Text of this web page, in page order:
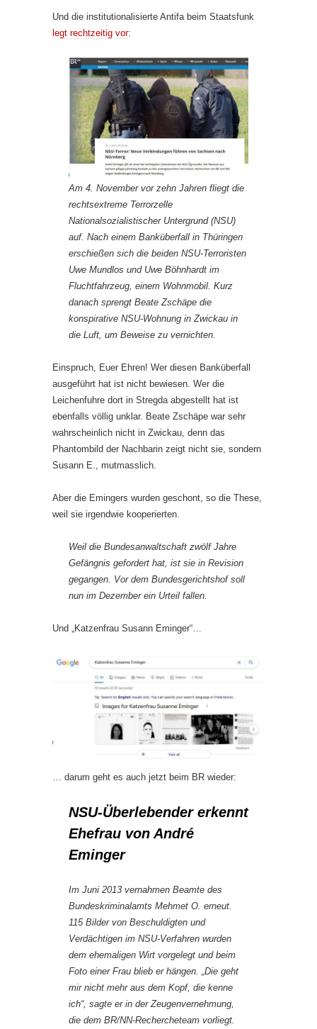
Und die institutionalisierte Antifa beim Staatsfunk
legt rechtzeitig vor:
Am 4. November vor zehn Jahren fliegt die
rechtsextreme Terrorzelle
Nationalsozialistischer Untergrund (NSU)
auf. Nach einem Banküberfall in Thüringen
erschießen sich die beiden NSU-Terroristen
Uwe Mundlos und Uwe Böhnhardt im
Fluchtfahrzeug, einem Wohnmobil. Kurz
danach sprengt Beate Zschäpe die
konspirative NSU-Wohnung in Zwickau in
die Luft, um Beweise zu vernichten.
Einspruch, Euer Ehren! Wer diesen Banküberfall
ausgeführt hat ist nicht bewiesen. Wer die
Leichenfuhre dort in Stregda abgestellt hat ist
ebenfalls völlig unklar. Beate Zschäpe war sehr
wahrscheinlich nicht in Zwickau, denn das
Phantombild der Nachbarin zeigt nicht sie, sondern
Susann E., mutmasslich.
Aber die Emingers wurden geschont, so die These,
weil sie irgendwie kooperierten.
Weil die Bundesanwaltschaft zwölf Jahre
Gefängnis gefordert hat, ist sie in Revision
gegangen. Vor dem Bundesgerichtshof soll
nun im Dezember ein Urteil fallen.
Und „Katzenfrau Susann Eminger“…
… darum geht es auch jetzt beim BR wieder:
NSU-Überlebender erkennt
Ehefrau von André
Eminger
Im Juni 2013 vernahmen Beamte des
Bundeskriminalamts Mehmet O. erneut.
115 Bilder von Beschuldigten und
Verdächtigen im NSU-Verfahren wurden
dem ehemaligen Wirt vorgelegt und beim
Foto einer Frau blieb er hängen. „Die geht
mir nicht mehr aus dem Kopf, die kenne
ich“, sagte er in der Zeugenvernehmung,
die dem BR/NN-Rechercheteam vorliegt.